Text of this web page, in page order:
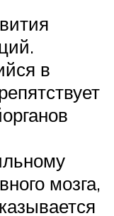
в
мозга,